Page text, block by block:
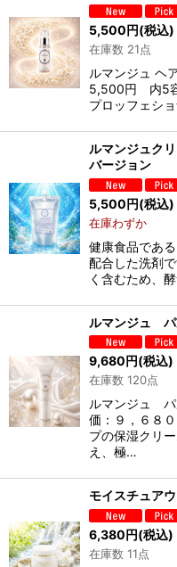
5,500円(税込)
在庫数 21点
ルマンジュ ヘ
5,500円 内5容
プロッフェシ
ルマンジュク
バージョン
5,500円(税込)
在庫わずか
健康食品であ
配合した洗剤
く含むため、
ルマンジュ パ
9,680円(税込)
在庫数 120点
ルマンジュ パ
価：９，６８
プの保湿クリ
え、極…
モイスチュア
6,380円(税込)
在庫数 11点